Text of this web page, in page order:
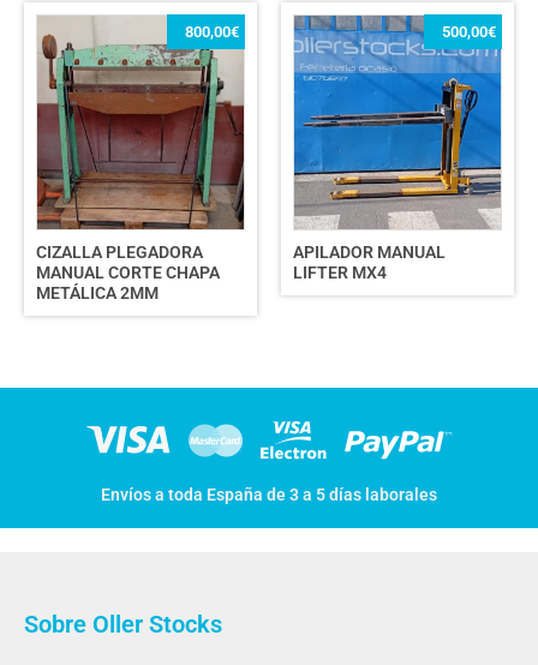
CIZALLA PLEGADORA
MANUAL CORTE CHAPA
METÁLICA 2MM
800,00€
APILADOR MANUAL
LIFTER MX4
500,00€
Envíos a toda España de 3 a 5 días laborales
Sobre Oller Stocks